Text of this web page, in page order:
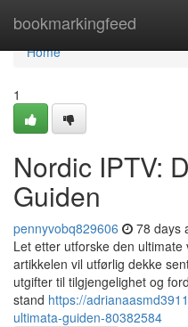
bookmarkingfeed
Home
Home
1
Nordic IPTV:
Guiden
pennyvobq829606 78 days
Let etter utforske den
artikkelen vil utførlig dekke
utgifter til tilgjengelighet og
stand https://
ultimata-guiden-80382584